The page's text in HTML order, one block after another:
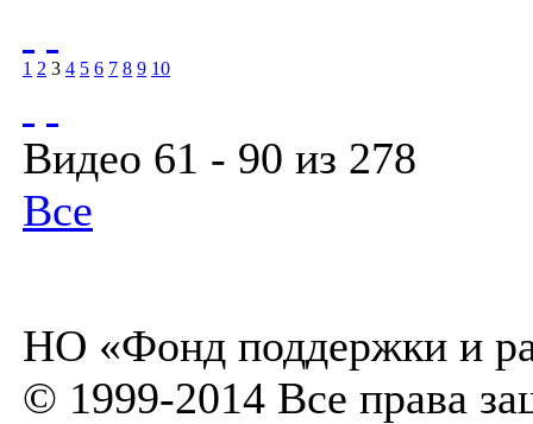
1 2 3 4 5 6 7 8 9 10
Видео 61 - 90 из 278
Все
НО «Фонд поддержки и
© 1999-2014 Все права